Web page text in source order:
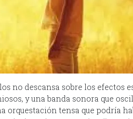
no descansa sobre los efectos
y una banda sonora que
orquestación tensa que podría